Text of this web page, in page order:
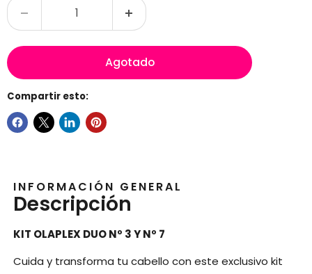
Agotado
Compartir esto:
INFORMACIÓN GENERAL
Descripción
KIT OLAPLEX DUO Nº 3 Y Nº 7
Cuida y transforma tu cabello con este exclusivo kit